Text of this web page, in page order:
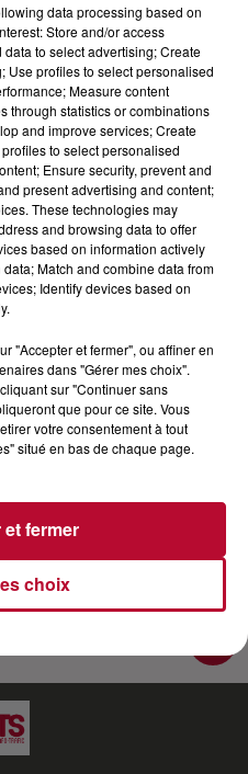
sec)
CARRÉ VIP
"Cœur" sera
Nico est parti à la
tenter d'en
Clara nous a livré
Nos réseaux : Site :
:
rtslaradiodu... Insta :
data processing based on
Store and/or access
to select advertising; Create
Use profiles to select personalised
Measure content
through statistics or combinations
and improve services; Create
to select personalised
Ensure security, prevent and
present advertising and content;
These technologies may
and browsing data to offer
based on information actively
Match and combine data from
Identify devices based on
"Accepter et fermer", ou affiner en
dans "Gérer mes choix".
sur "Continuer sans
que pour ce site. Vous
votre consentement à tout
situé en bas de chaque page.
choix
fermer